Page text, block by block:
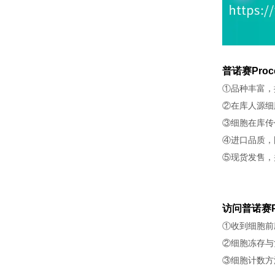
普诺赛
①品种丰富，
②在库人源细
③细胞在库传
④进口品质，
⑤现货发售，
访问普诺赛
①收到细胞前
②细胞冻存与
③细胞计数方